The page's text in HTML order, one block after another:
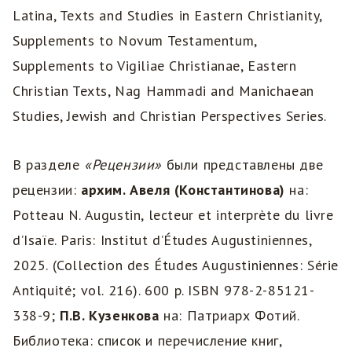
Latina, Texts and Studies in Eastern Christianity,
Supplements to Novum Testamentum,
Supplements to Vigiliae Christianae, Eastern
Christian Texts, Nag Hammadi and Manichaean
Studies, Jewish and Christian Perspectives Series.
В разделе «Рецензии» были представлены две
рецензии: архим. Авеля (Константинова) на:
Potteau N. Augustin, lecteur et interprète du livre
d’Isaïe. Paris: Institut d’Études Augustiniennes,
2025. (Collection des Études Augustiniennes: Série
Antiquité; vol. 216). 600 p. ISBN 978-2-85121-
338-9; П.В. Кузенкова на: Патриарх Фотий.
Библиотека: список и перечисление книг,